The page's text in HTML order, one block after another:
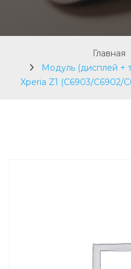
Главная
Модуль (дисплей +
Xperia Z1 (C6903/C6902/